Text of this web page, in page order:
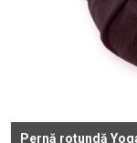
Pernă rotundă